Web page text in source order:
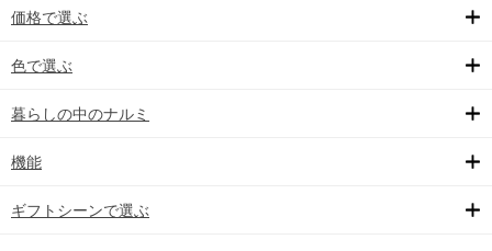
価格で選ぶ
色で選ぶ
暮らしの中のナルミ
機能
ギフトシーンで選ぶ